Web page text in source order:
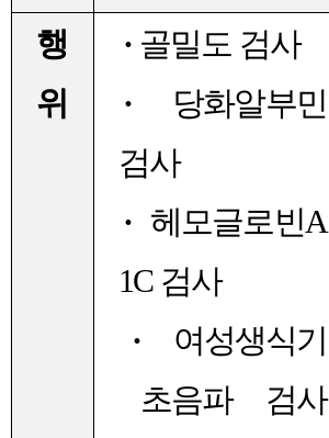
행
위
· 골밀도 검사
· 당화알부민
검사
· 헤모글로빈A
1C 검사
· 여성생식기
초음파 검사